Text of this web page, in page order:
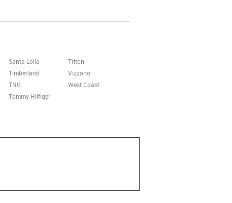
Santa Lolla
Timberland
TNG
Tommy Hilfiger
Triton
Vizzano
West Coast